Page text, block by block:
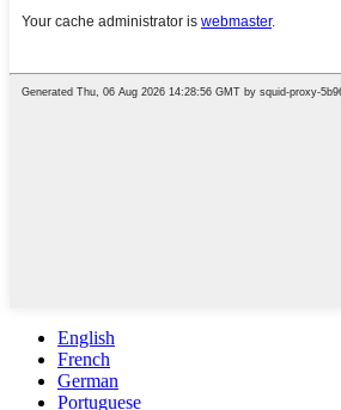
English
French
German
Portuguese